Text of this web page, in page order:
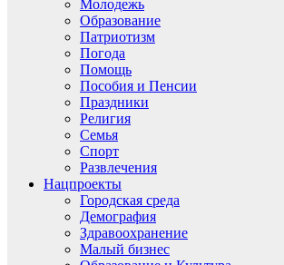
Молодежь
Образование
Патриотизм
Погода
Помощь
Пособия и Пенсии
Праздники
Религия
Семья
Спорт
Развлечения
Нацпроекты
Городская среда
Демография
Здравоохранение
Малый бизнес